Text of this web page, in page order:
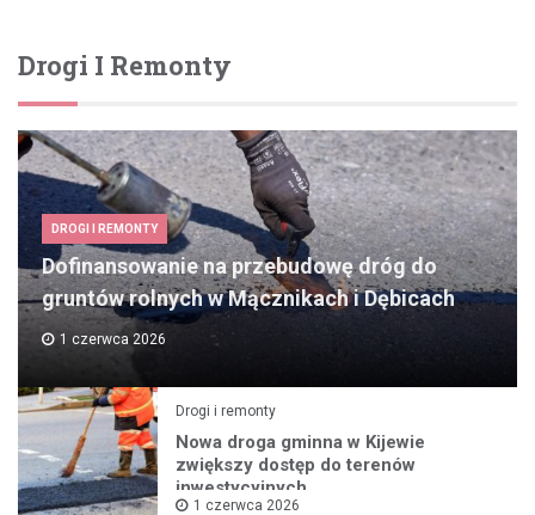
Drogi I Remonty
DROGI I REMONTY
Dofinansowanie na przebudowę dróg do
gruntów rolnych w Mącznikach i Dębicach
1 czerwca 2026
Drogi i remonty
Nowa droga gminna w Kijewie
zwiększy dostęp do terenów
inwestycyjnych
1 czerwca 2026